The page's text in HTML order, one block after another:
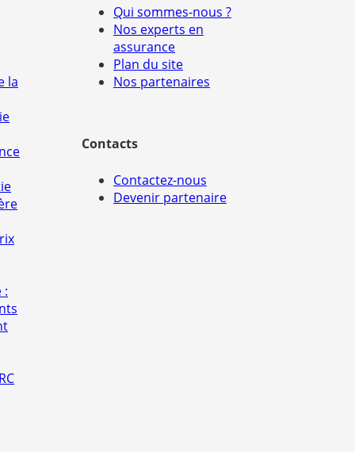
la
:
Qui sommes-nous ?
Nos experts en
assurance
Plan du site
Nos partenaires
Contacts
Contactez-nous
Devenir partenaire